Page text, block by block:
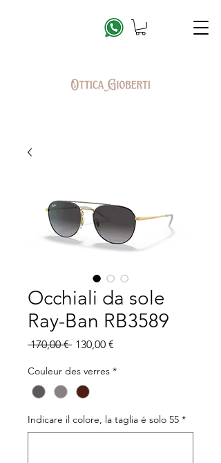
Occhiali da sole
Ray-Ban RB3589
170,00 € Prix
130,00 €
Couleur des verres *
Indicare il colore, la taglia é solo 55 *